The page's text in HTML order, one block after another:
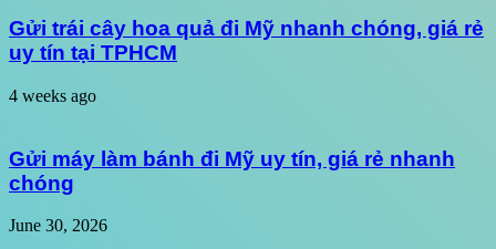
Gửi trái cây hoa quả đi Mỹ nhanh chóng, giá rẻ
uy tín tại TPHCM
4 weeks ago
Gửi máy làm bánh đi Mỹ uy tín, giá rẻ nhanh
chóng
June 30, 2026